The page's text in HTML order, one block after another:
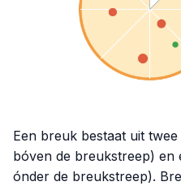
Een breuk bestaat uit
bóven de breukstreep) en
ónder de breukstreep).